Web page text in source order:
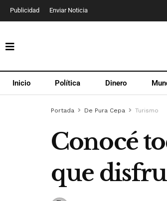
Publicidad Enviar Noticia
Inicio Política Dinero
Portada De Pura Cepa Turismo
Conocé
que